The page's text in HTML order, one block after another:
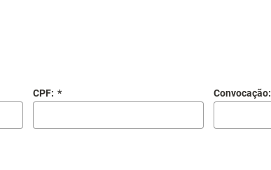
CPF: * Convocação: